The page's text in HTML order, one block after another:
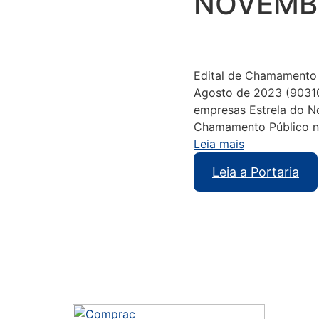
Edital de
Agosto de 2023
empresas Estrela do
Chamamento Público
Leia mais
Leia a Portaria